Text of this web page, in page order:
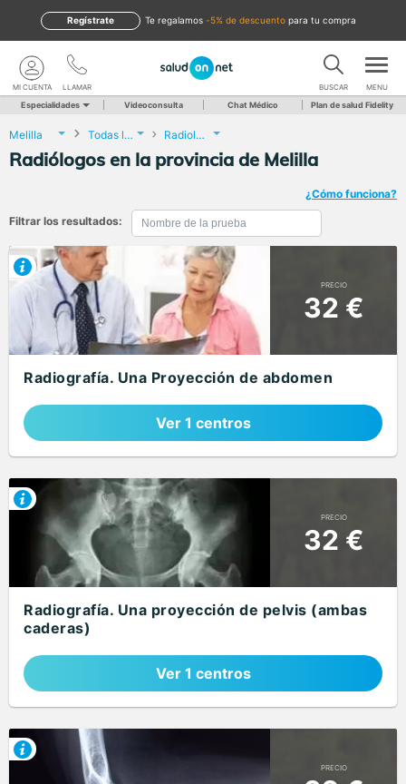
te regalamos -5% de descuento para tu compra
Regístrate
LLAMAR
MI CUENTA BUSCAR MENU
Especialidades Videoconsulta Chat Médico Plan de salud Fidelity
Melilla Todas las localidades Radiología
Radiólogos en la provincia de Melilla
¿Cómo funciona?
Filtrar los resultados:
PRECIO
32 €
Radiografía. Una Proyección de abdomen
Ver 1 centros
PRECIO
32 €
Radiografía. Una proyección de pelvis (ambas
caderas)
Ver 1 centros
PRECIO